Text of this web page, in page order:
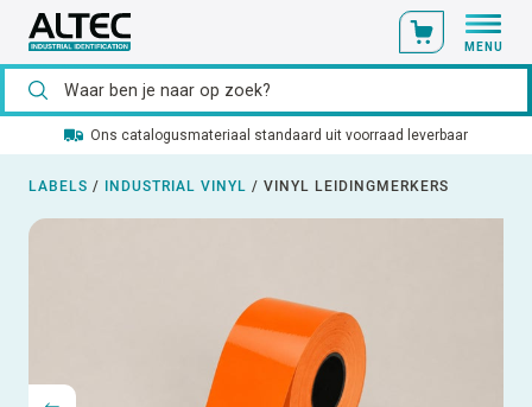
MENU
Ons catalogusmateriaal standaard uit voorraad leverbaar
LABELS / INDUSTRIAL VINYL / VINYL LEIDINGMERKERS